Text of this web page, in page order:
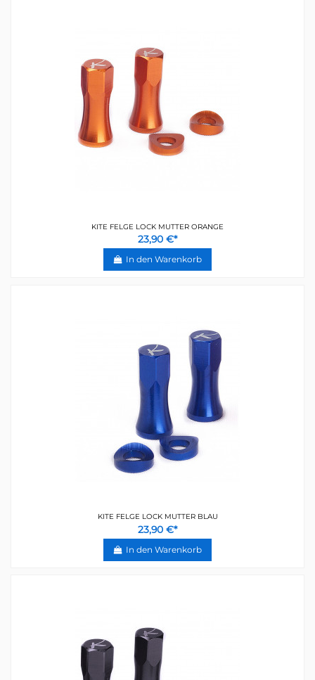
KITE FELGE LOCK MUTTER ORANGE
23,90 €*
In den Warenkorb
KITE FELGE LOCK MUTTER BLAU
23,90 €*
In den Warenkorb